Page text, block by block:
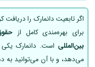
اگر تابعیت دانمارک را دریافت
برای بهره‌مندی کامل از
بین‌المللی است. دانمارک یکی
می‌دهد، و با آن می‌توانید به